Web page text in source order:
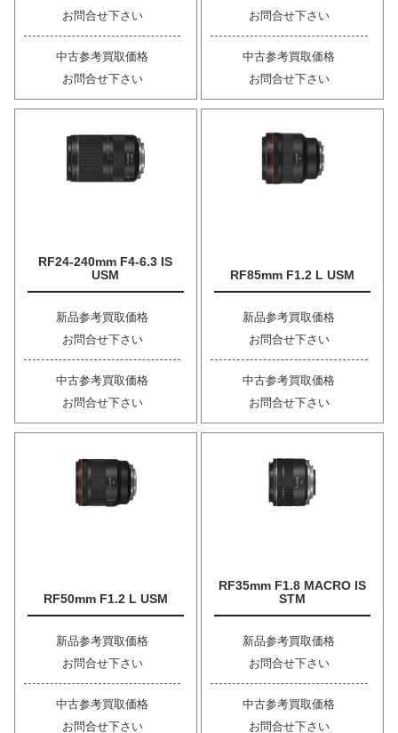
お問合せ下さい
中古参考買取価格
お問合せ下さい
お問合せ下さい
中古参考買取価格
お問合せ下さい
RF24-240mm F4-6.3 IS
USM
新品参考買取価格
お問合せ下さい
中古参考買取価格
お問合せ下さい
RF85mm F1.2 L USM
新品参考買取価格
お問合せ下さい
中古参考買取価格
お問合せ下さい
RF50mm F1.2 L USM
新品参考買取価格
お問合せ下さい
中古参考買取価格
お問合せ下さい
RF35mm F1.8 MACRO IS
STM
新品参考買取価格
お問合せ下さい
中古参考買取価格
お問合せ下さい